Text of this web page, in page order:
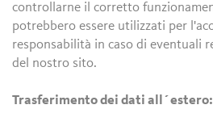
controllarne il corretto
potrebbero essere utilizzati per
responsabilità in caso di eventuali
del nostro sito.
Trasferimento dei dati all´estero: